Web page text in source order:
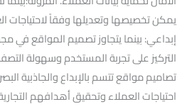
يمكن تخصيصها وتعديلها وفقاً لاحتياجات
إبداعي: بينما يتجاوز تصميم المواقع في
التركيز على تجربة المستخدم وسهولة
تصاميم مواقع تتسم بالإبداع والجاذبية
احتياجات العملاء وتحقيق أهدافهم